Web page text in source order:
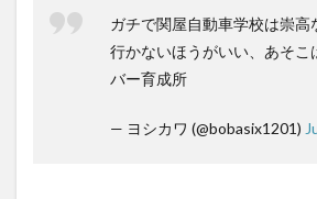
ガチで関屋自動車学校は崇高
行かないほうがいい、あそこ
バー育成所
— ヨシカワ (@bobasix1201)